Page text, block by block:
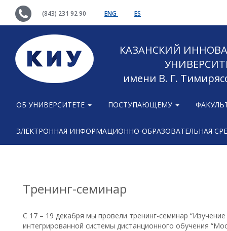
(843) 231 92 90 ENG ES
КАЗАНСКИЙ
имени В. Г.
ОБ УНИВЕРСИТЕТЕ ПОСТУПАЮЩЕМУ
ЭЛЕКТРОННАЯ ИНФОРМАЦИОННО-ОБРАЗОВАТЕЛЬНАЯ
Тренинг-семинар
С 17 – 19 декабря мы провели тренинг-семинар
интегрированной системы дистанционного обучения